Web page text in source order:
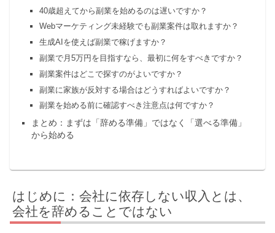
40歳超えてから副業を始めるのは遅いですか？
Webマーケティング未経験でも副業案件は取れますか？
生成AIを使えば副業で稼げますか？
副業で月5万円を目指すなら、最初に何をすべきですか？
副業案件はどこで探すのがよいですか？
副業に家族が反対する場合はどうすればよいですか？
副業を始める前に確認すべき注意点は何ですか？
まとめ：まずは「辞める準備」ではなく「選べる準備」
から始める
はじめに：会社に依存しない収入とは、
会社を辞めることではない